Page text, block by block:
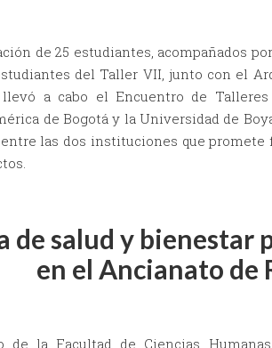
de 25 estudiantes, acompañados
del Taller VII, junto con el
llevó a cabo el Encuentro de
de Bogotá y la Universidad de
las dos instituciones que
de salud y bienestar
en el Ancianato de
de la Facultad de Ciencias